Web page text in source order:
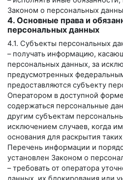
Законом о персональных
4. Основные права и
персональных данных
4.1. Субъекты персональных
– получать информацию,
персональных данных, за
предусмотренных
предоставляются субъекту
Оператором в доступной
содержаться персональные
другим субъектам
исключением случаев, когда
основания для раскрытия
Перечень информации и
установлен Законом о
– требовать от оператора